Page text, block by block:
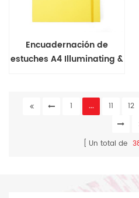
Encuadernación de
estuches A4 Illuminating &
1 ... 11 12
Un total de